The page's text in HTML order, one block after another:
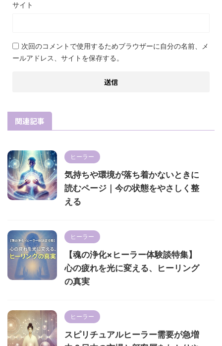
サイト
次回のコメントで使用するためブラウザーに自分の名前、メ
ールアドレス、サイトを保存する。
関連記事
ヒーラー
気持ちや環境が落ち着かないときに
読むページ｜今の状態をやさしく整
える
ヒーラー
【魂の浄化×ヒーラー体験談特集】
心の疲れを光に変える、ヒーリング
の真実
ヒーラー
スピリチュアルヒーラー需要が急増